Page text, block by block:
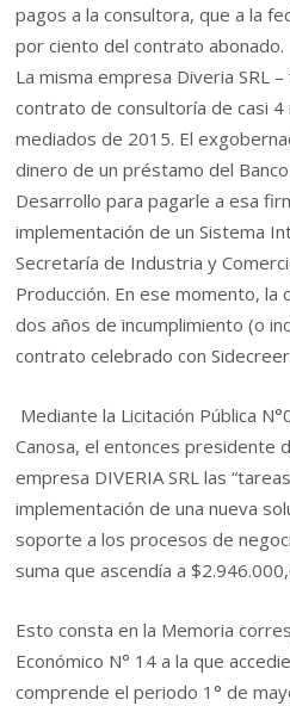
pagos a la consultora, que a la
por ciento del contrato abonado.
La misma empresa Diveria SRL
contrato de consultoría de casi
mediados de 2015. El
dinero de un préstamo del
Desarrollo para pagarle a esa
implementación de un Sistema
Secretaría de Industria y
Producción. En ese momento,
dos años de incumplimiento (o
contrato celebrado con
Mediante la Licitación Pública
Canosa, el entonces presidente
empresa DIVERIA SRL las
implementación de una nueva
soporte a los procesos de
suma que ascendía a
Esto consta en la Memoria
Económico N° 14 a la que
comprende el periodo 1° de